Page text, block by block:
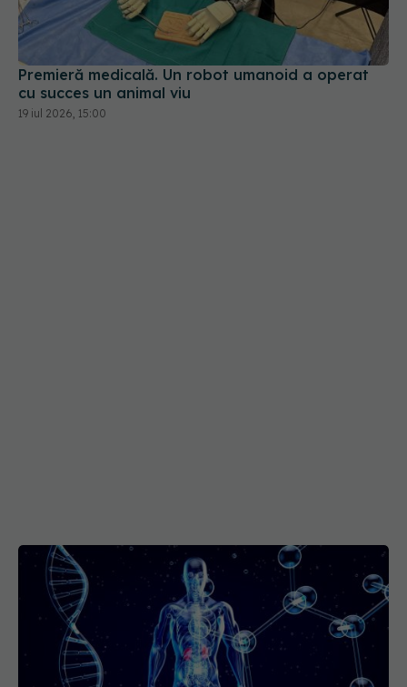
Premieră medicală. Un robot umanoid a operat
cu succes un animal viu
19 iul 2026, 15:00